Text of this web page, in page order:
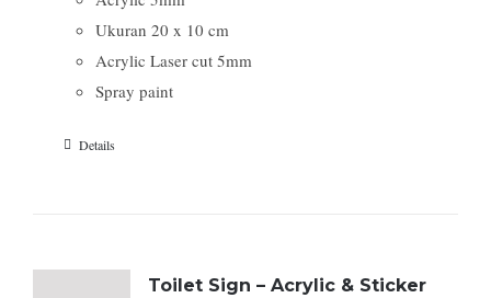
Ukuran 20 x 10 cm
Acrylic Laser cut 5mm
Spray paint
Details
Toilet Sign – Acrylic & Sticker